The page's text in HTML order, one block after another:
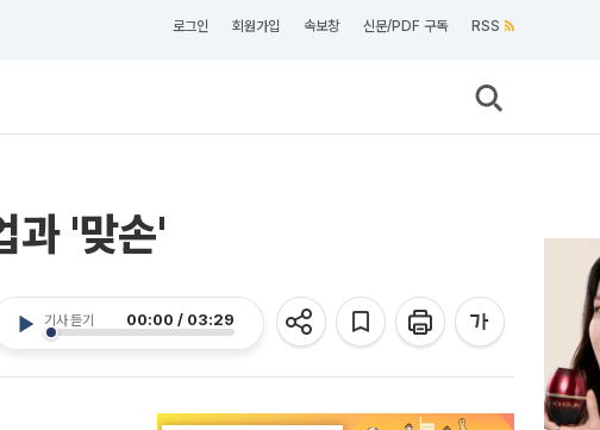
로그인 회원가입 속보창 신문/PDF 구독 RSS
과 '맞손'
기사 듣기 00:00 / 03:29